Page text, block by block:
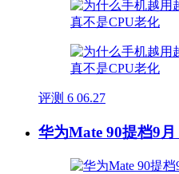
评测 6 06.27
华为Mate 90提档9